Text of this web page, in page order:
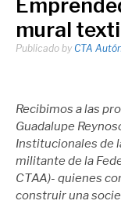
mural
Publicado by CTA
Recibimos a las
Guadalupe
Institucionales de
militante de la
CTAA)- quienes
construir una